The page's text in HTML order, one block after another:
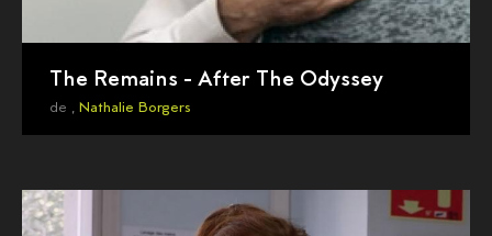
The Remains - After The Odyssey
de , Nathalie Borgers